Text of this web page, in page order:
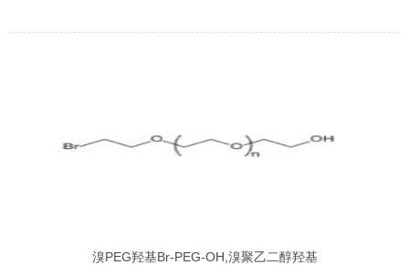
溴PEG羟基Br-PEG-OH,溴聚乙二醇羟基